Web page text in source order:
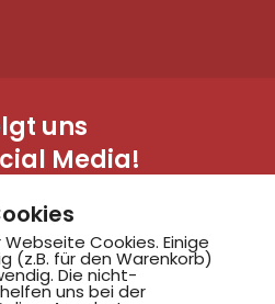
uns
Media!
Cookies. Einige
(z.B. für den Warenkorb)
Die nicht-
uns bei der